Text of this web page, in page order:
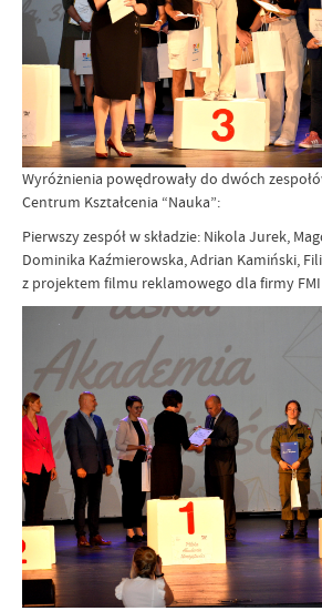
Wyróżnienia powędrowały do dwóch
Centrum Kształcenia “Nauka”:
Pierwszy zespół w składzie: Nikola Jurek,
Dominika Kaźmierowska, Adrian Kamiński,
z projektem filmu reklamowego dla firmy